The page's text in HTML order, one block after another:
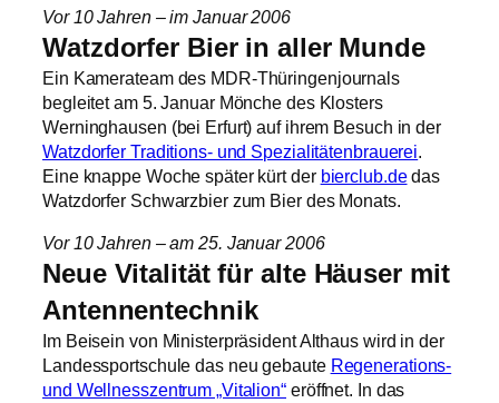
Vor 10 Jahren – im Januar 2006
Watzdorfer Bier in aller Munde
Ein Kamerateam des MDR-Thüringenjournals
begleitet am 5. Januar Mönche des Klosters
Werninghausen (bei Erfurt) auf ihrem Besuch in der
Watzdorfer Traditions- und Spezialitätenbrauerei.
Eine knappe Woche später kürt der bierclub.dedas
Watzdorfer Schwarzbier zum Bier des Monats.
Vor 10 Jahren – am 25. Januar 2006
Neue Vitalität für alte Häuser mit
Antennentechnik
Im Beisein von Ministerpräsident Althaus wird in der
Landessportschule das neu gebaute Regenerations-
und Wellnesszentrum „Vitalion“ eröffnet. In das